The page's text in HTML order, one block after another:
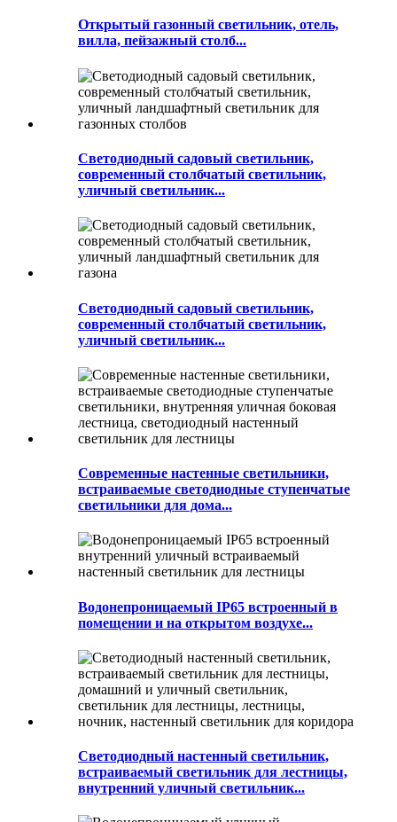
Открытый газонный светильник, отель,
вилла, пейзажный столб...
Светодиодный садовый светильник,
современный столбчатый светильник,
уличный светильник...
Светодиодный садовый светильник,
современный столбчатый светильник,
уличный светильник...
Современные настенные светильники,
встраиваемые светодиодные ступенчатые
светильники для дома...
Водонепроницаемый IP65 встроенный в
помещении и на открытом воздухе...
Светодиодный настенный светильник,
встраиваемый светильник для лестницы,
внутренний уличный светильник...